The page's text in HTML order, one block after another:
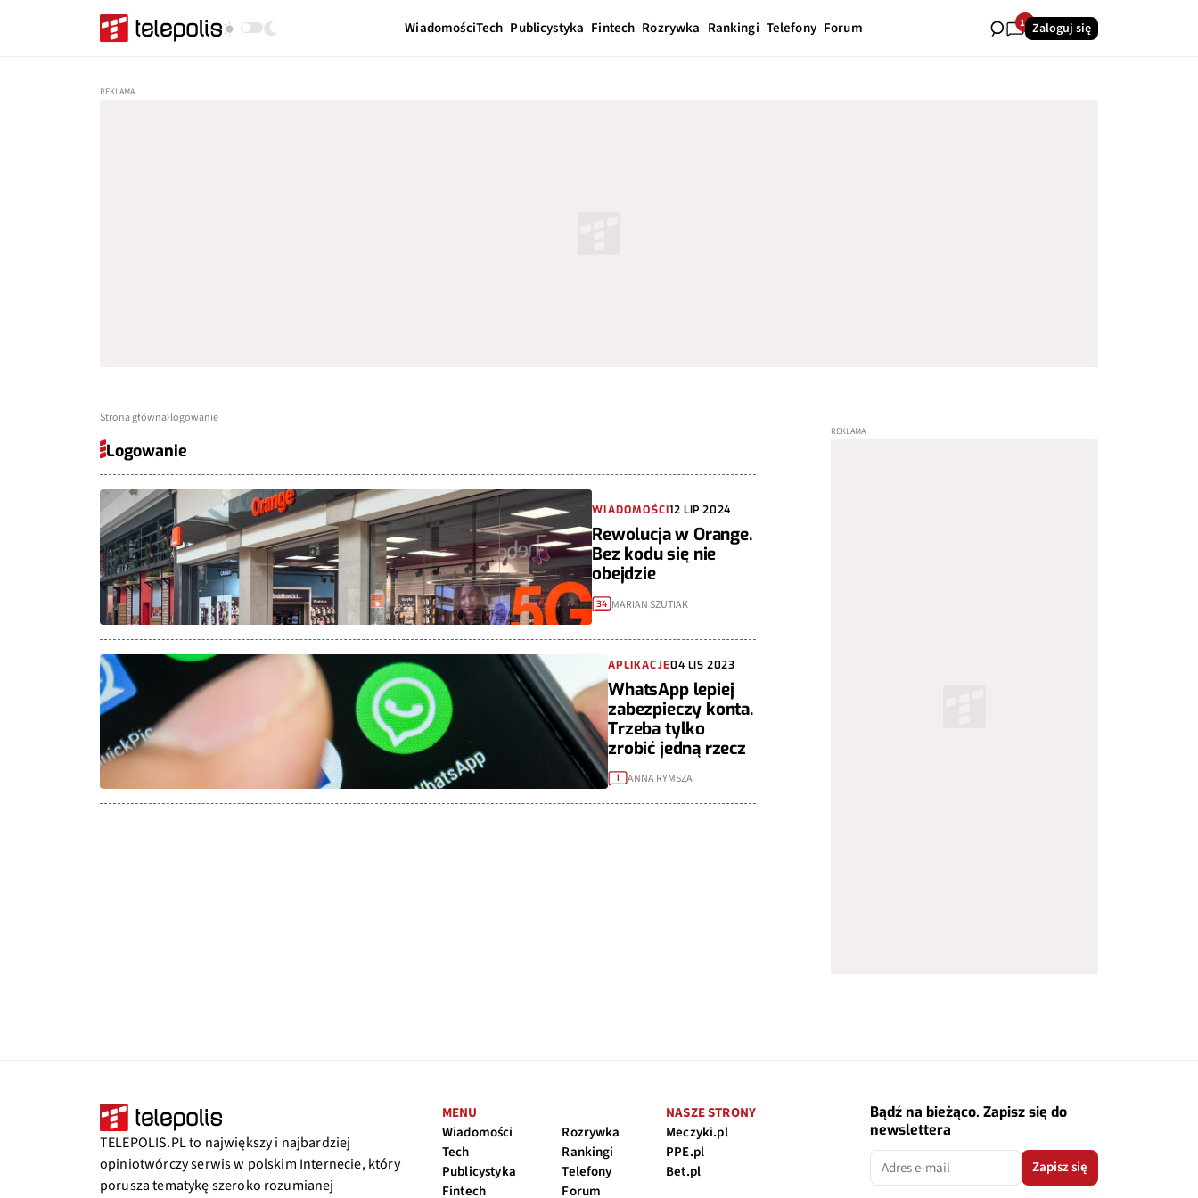
WiadomościTech Publicystyka Fintech Rozrywka Rankingi Telefony Forum 18Zaloguj się
Strona główna logowanie
Logowanie
WIADOMOŚCI12 LIP 2024
Rewolucja w Orange.
Bez kodu się nie
obejdzie
34 MARIAN SZUTIAK
APLIKACJE04 LIS 2023
WhatsApp lepiej
zabezpieczy konta.
Trzeba tylko
zrobić jedną rzecz
1 ANNA RYMSZA
TELEPOLIS.PL to największy i najbardziej
opiniotwórczy serwis w polskim Internecie, który
porusza tematykę szeroko rozumianej
MENU
Wiadomości
Tech
Publicystyka
Fintech
Rozrywka
Rankingi
Telefony
Forum
NASZE STRONY
Meczyki.pl
PPE.pl
Bet.pl
Bądź na bieżąco. Zapisz się do
newslettera
Zapisz się